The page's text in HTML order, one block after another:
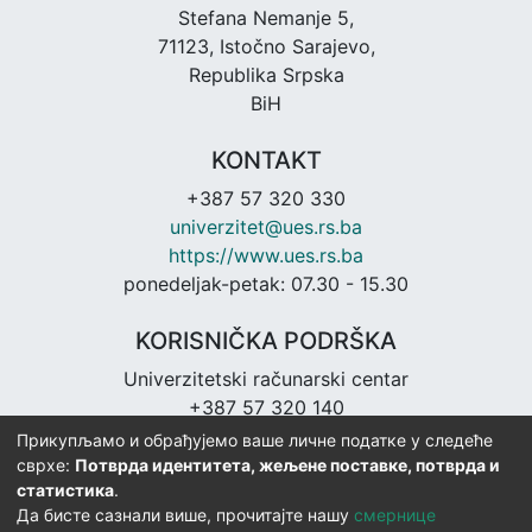
Stefana Nemanje 5,
71123, Istočno Sarajevo,
Republika Srpska
BiH
KONTAKT
+387 57 320 330
univerzitet@ues.rs.ba
https://www.ues.rs.ba
ponedeljak-petak: 07.30 - 15.30
KORISNIČKA PODRŠKA
Univerzitetski računarski centar
+387 57 320 140
urc@ues.rs.ba
https://urc.ues.rs.ba
Прикупљамо и обрађујемо ваше личне податке у следеће
сврхе: Потврда идентитета, жељене поставке, потврда и
статистика.
Да бисте сазнали више, прочитајте нашу смернице